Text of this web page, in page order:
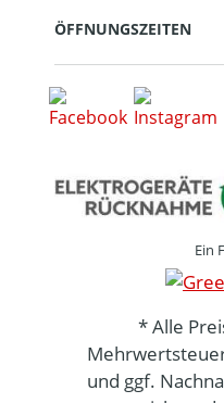
ÖFFNUNGSZEITEN
Ein
* Alle
und ggf.